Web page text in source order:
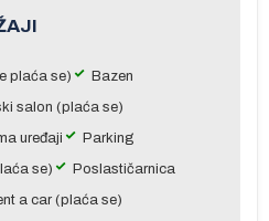
plaća se)
Bazen
salon (plaća se)
uređaji
Parking
se)
Poslastičarnica
a car (plaća se)